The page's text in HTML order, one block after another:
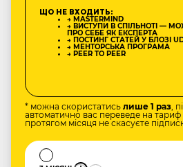
ЩО НЕ ВХОДИТЬ:
→ MASTERMIND
→ ВИСТУПИ В СПІЛЬНОТІ —
ПРО СЕБЕ ЯК ЕКСПЕРТА
→ ПОСТИНГ СТАТЕЙ У БЛОЗІ
→ МЕНТОРСЬКА ПРОГРАМА
→ PEER TO PEER
* можна скористатись лише 1 раз,
автоматично вас переведе на тариф
протягом місяця не скасуєте